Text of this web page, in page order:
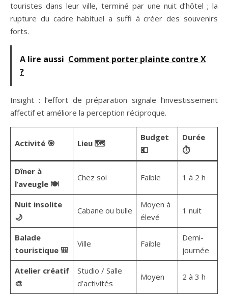
touristes dans leur ville, terminé par une nuit d’hôtel ; la
rupture du cadre habituel a suffi à créer des souvenirs
forts.
A lire aussi Comment porter plainte contre X
?
Insight : l’effort de préparation signale l’investissement
affectif et améliore la perception réciproque.
Activité 🎯 Lieu 🗺️
Budget
💶
Durée
⏱️
Dîner à
l’aveugle 🍽️
Chez soi Faible 1 à 2 h
Nuit insolite
🌙
Cabane ou bulle
Moyen à
élevé
1 nuit
Balade
touristique 🎒
Ville Faible
Demi-
journée
Atelier créatif
🎨
Studio / Salle
d’activités
Moyen 2 à 3 h